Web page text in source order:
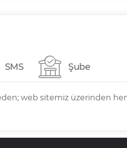
SMS Şube
web sitemiz üzerinden